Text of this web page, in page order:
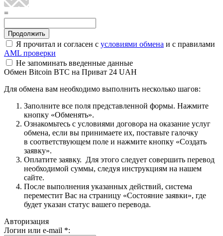
=
Я прочитал и согласен с условиями обмена и с правилами
AML проверки
Не запоминать введенные данные
Обмен Bitcoin BTC на Приват 24 UAH
Для обмена вам необходимо выполнить несколько шагов:
Заполните все поля представленной формы. Нажмите
кнопку «Обменять».
Ознакомьтесь с условиями договора на оказание услуг
обмена, если вы принимаете их, поставьте галочку
в соответствующем поле и нажмите кнопку «Создать
заявку».
Оплатите заявку. Для этого следует совершить перевод
необходимой суммы, следуя инструкциям на нашем
сайте.
После выполнения указанных действий, система
переместит Вас на страницу «Состояние заявки», где
будет указан статус вашего перевода.
Авторизация
Логин или e-mail *: